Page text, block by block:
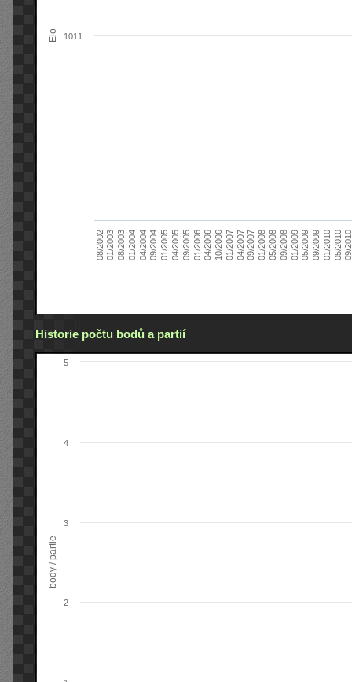
Elo
08/200201/200308/200301/200404/200409/200401/200504/200509/200501/200604/200610/200601/200704/200709/200701/200805/200809/200801/200905/200909/200901/201005/201009/
1011
Historie počtu bodů a partií
body / partie
2
3
4
5